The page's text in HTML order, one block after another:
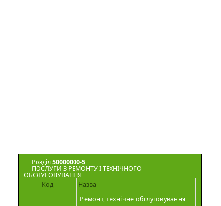
Розділ50000000-5
ПОСЛУГИ З РЕМОНТУ І ТЕХНІЧНОГО
ОБСЛУГОВУВАННЯ
Код
Назва
Ремонт, технічне обслуговування